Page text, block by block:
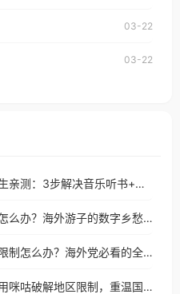
陆地区播放。 遇到这个问题
地区版权限制」的问题，无论人在
03-22
03-22
网易云海外能用吗？留学生亲测：3步解决音乐听书+银行视频地区限制
在菲律宾用探探地区限制怎么办？海外游子的数字乡愁与破局之道
在缅甸用海通证券有地区限制怎么办？海外党必看的全场景回国加速指南
海外追剧党的福音：如何用咪咕破解地区限制，重温国内精彩